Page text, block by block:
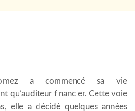
a commencé sa vie
qu’auditeur financier. Cette voie
elle a décidé quelques années